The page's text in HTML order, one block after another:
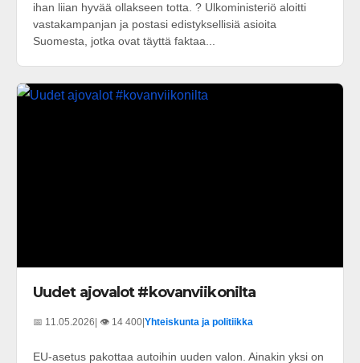
ihan liian hyvää ollakseen totta. ? Ulkoministeriö aloitti
vastakampanjan ja postasi edistyksellisiä asioita
Suomesta, jotka ovat täyttä faktaa...
Uudet ajovalot #kovanviikonilta
📅 11.05.2026| 👁️ 14 400|Yhteiskunta ja politiikka
EU-asetus pakottaa autoihin uuden valon. Ainakin yksi on